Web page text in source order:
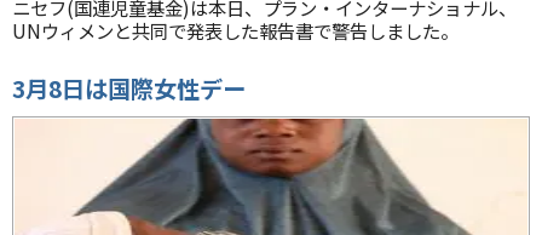
ニセフ(国連児童基金)は本日、プラン・インターナショナル、
UNウィメンと共同で発表した報告書で警告しました。
3月8日は国際女性デー